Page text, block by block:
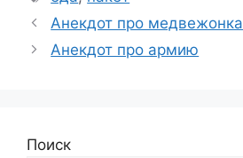
Анекдот про медвежонка
Анекдот про армию
Поиск